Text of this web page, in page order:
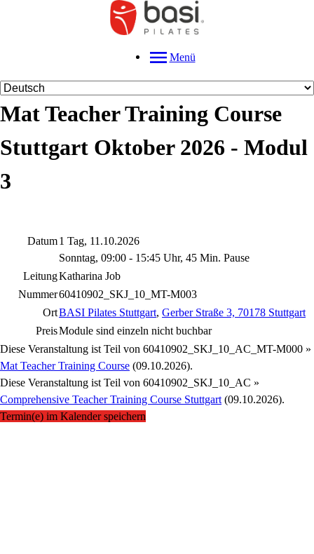
Menü
Mat Teacher Training Course
Stuttgart Oktober 2026 - Modul
3
Datum1 Tag, 11.10.2026
Sonntag, 09:00 - 15:45 Uhr, 45 Min. Pause
LeitungKatharina Job
Nummer60410902_SKJ_10_MT-M003
OrtBASI Pilates Stuttgart, Gerber Straße 3, 70178 Stuttgart
PreisModule sind einzeln nicht buchbar
Diese Veranstaltung ist Teil von 60410902_SKJ_10_AC_MT-M000 »
Mat Teacher Training Course (09.10.2026).
Diese Veranstaltung ist Teil von 60410902_SKJ_10_AC »
Comprehensive Teacher Training Course Stuttgart (09.10.2026).
Termin(e) im Kalender speichern